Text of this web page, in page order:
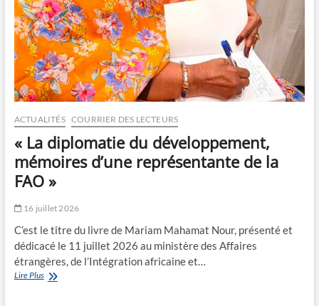
ACTUALITÉS COURRIER DES LECTEURS
« La diplomatie du développement,
mémoires d’une représentante de la
FAO »
16 juillet 2026
C’est le titre du livre de Mariam Mahamat Nour, présenté et
dédicacé le 11 juillet 2026 au ministère des Affaires
étrangères, de l’Intégration africaine et…
Lire Plus« La